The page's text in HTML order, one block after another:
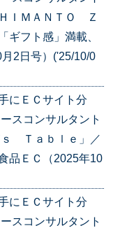
ＩＭＡＮＴＯ Ｚ
ギフト感」満載、
2日号）('25/10/0
にＥＣサイト分
スコンサルタント
Ｔａｂｌｅ」／
品ＥＣ（2025年10
にＥＣサイト分
スコンサルタント